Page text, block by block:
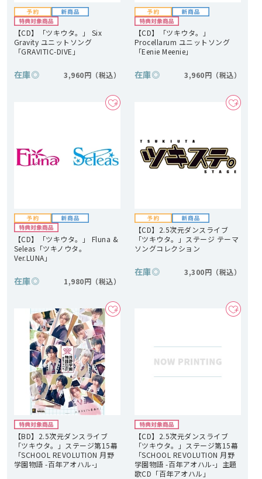
【CD】「ツキウタ。」 Six
Gravity ユニットソング
「GRAVITIC-DIVE」
在庫◎ 3,960円
【CD】「ツキウタ。」
Procellarum ユニットソング
「Eenie Meenie」
在庫◎ 3,960円
【CD】「ツキウタ。」 Fluna &
Seleas「ツキノウタ。
Ver.LUNA」
在庫◎ 1,980円
【CD】2.5次元ダンスライブ
「ツキウタ。」ステージ テーマ
ソングコレクション
在庫◎ 3,300円
【BD】2.5次元ダンスライブ
「ツキウタ。」ステージ第15幕
「SCHOOL REVOLUTION 月野
学園物語 -百年アオハル-」
【CD】2.5次元ダンスライブ
「ツキウタ。」ステージ第15幕
「SCHOOL REVOLUTION 月野
学園物語 -百年アオハル-」主題
歌CD「百年アオハル」